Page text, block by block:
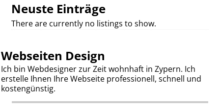
Neuste Einträge
There are currently no listings to show.
Webseiten Design
Ich bin Webdesigner zur Zeit wohnhaft in Zypern. Ich
erstelle Ihnen Ihre Webseite professionell, schnell und
kostengünstig.